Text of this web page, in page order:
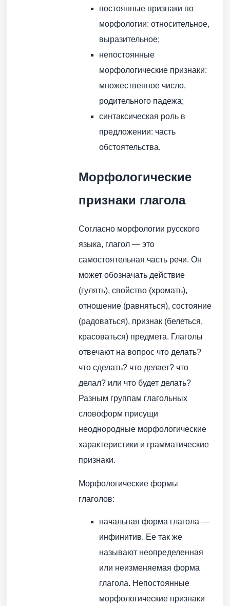
постоянные признаки по
морфологии: относительное,
выразительное;
непостоянные
морфологические признаки:
множественное число,
родительного падежа;
синтаксическая роль в
предложении: часть
обстоятельства.
Морфологические
признаки глагола
Согласно морфологии русского
языка, глагол — это
самостоятельная часть речи. Он
может обозначать действие
(гулять), свойство (хромать),
отношение (равняться), состояние
(радоваться), признак (белеться,
красоваться) предмета. Глаголы
отвечают на вопрос что делать?
что сделать? что делает? что
делал? или что будет делать?
Разным группам глагольных
словоформ присущи
неоднородные морфологические
характеристики и грамматические
признаки.
Морфологические формы
глаголов:
начальная форма глагола —
инфинитив. Ее так же
называют неопределенная
или неизменяемая форма
глагола. Непостоянные
морфологические признаки